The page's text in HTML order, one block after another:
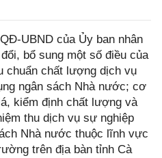
UBND của Ủy ban nhân
bổ sung một số điều của
chuẩn chất lượng dịch vụ
ngân sách Nhà nước; cơ
kiểm định chất lượng và
thu dịch vụ sự nghiệp
Nhà nước thuộc lĩnh vực
trên địa bàn tỉnh Cà